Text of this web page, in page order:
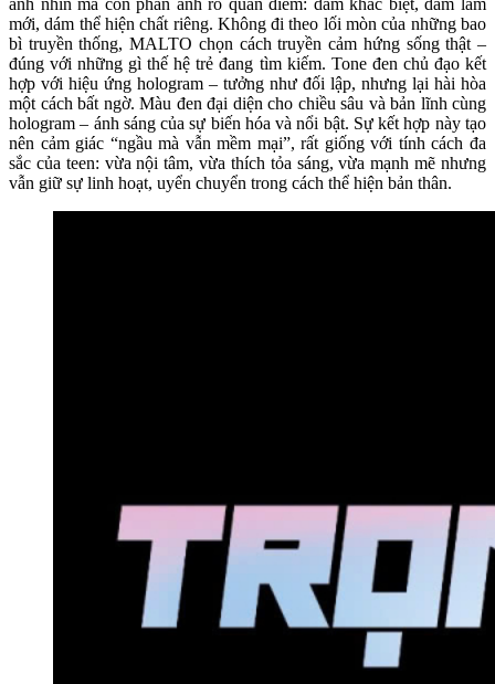
mới, dám thể hiện chất riêng. Không đi theo lối mòn của những bao
bì truyền thống, MALTO chọn cách truyền cảm hứng sống thật –
đúng với những gì thế hệ trẻ đang tìm kiếm. Tone đen chủ đạo kết
hợp với hiệu ứng hologram – tưởng như đối lập, nhưng lại hài hòa
một cách bất ngờ. Màu đen đại diện cho chiều sâu và bản lĩnh cùng
hologram – ánh sáng của sự biến hóa và nổi bật. Sự kết hợp này tạo
nên cảm giác “ngầu mà vẫn mềm mại”, rất giống với tính cách đa
sắc của teen: vừa nội tâm, vừa thích tỏa sáng, vừa mạnh mẽ nhưng
vẫn giữ sự linh hoạt, uyển chuyển trong cách thể hiện bản thân.